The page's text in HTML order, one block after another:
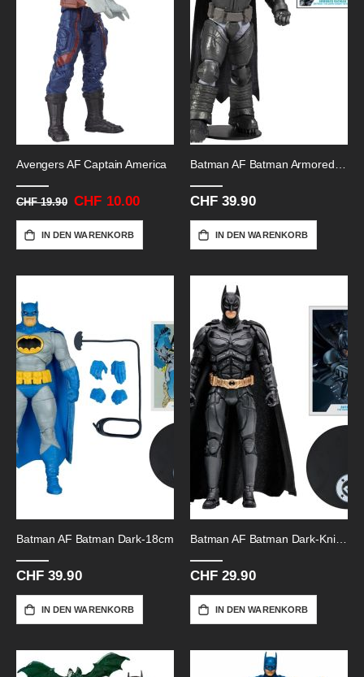
Avengers AF Captain America
CHF 19.90 Sonderangebot
CHF 10.00
IN DEN WARENKORB
CHF 39.90
IN DEN WARENKORB
Batman AF Batman Dark-18cm
CHF 39.90
IN DEN WARENKORB
Batman AF Batman Dark-Knight
CHF 29.90
IN DEN WARENKORB